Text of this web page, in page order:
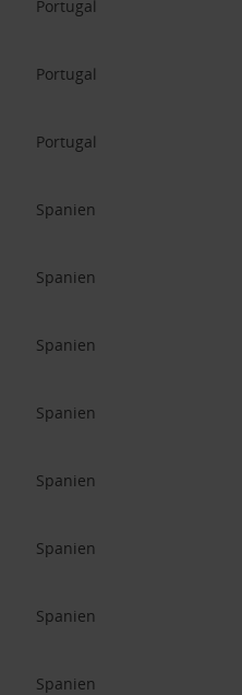
Portugal
Portugal
Portugal
Spanien
Spanien
Spanien
Spanien
Spanien
Spanien
Spanien
Spanien